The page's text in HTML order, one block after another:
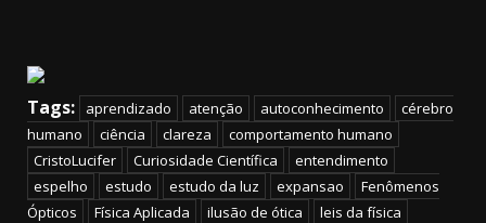
Tags: aprendizado atenção autoconhecimento
cérebro
humano
ciência clareza
comportamento humano
CristoLucifer
Curiosidade Científica
entendimento
espelho
estudo estudo da luz expansao
Fenômenos
Ópticos
Física Aplicada ilusão de ótica
leis da física